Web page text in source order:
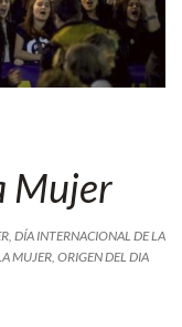
Mujer
DÍA INTERNACIONAL DE LA
MUJER ORIGEN DEL DIA